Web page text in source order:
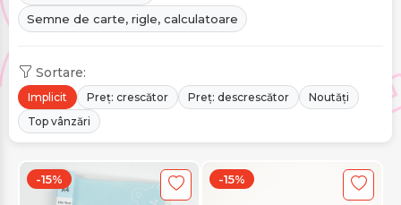
Semne de carte, rigle, calculatoare
Sortare:
Implicit Preț: crescător Preț: descrescător
Noutăți
Top vânzări
-15% -15%